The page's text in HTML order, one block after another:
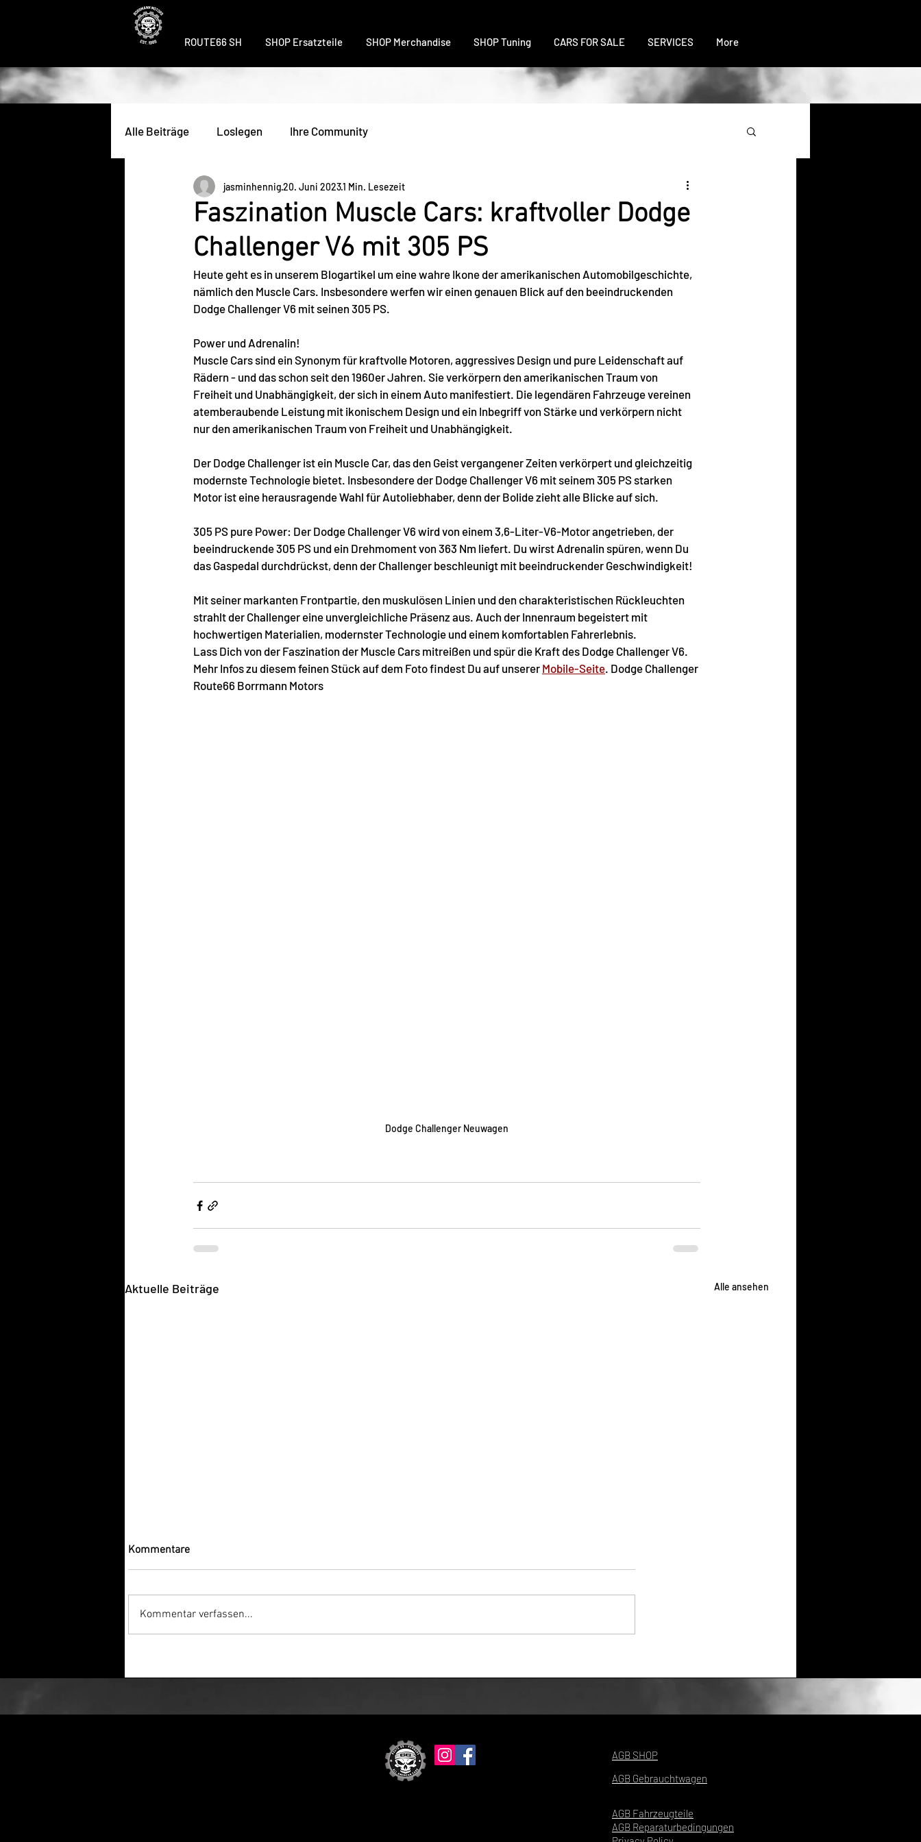
ROUTE66 SH SHOP Ersatzteile SHOP Merchandise SHOP Tuning CARS FOR SALE SERVICES More
Alle Beiträge Loslegen Ihre Community
Faszination Muscle Cars: kraftvoller Dodge
Challenger V6 mit 305 PS
jasminhennig20. Juni 20231 Min. Lesezeit
Heute geht es in unserem Blogartikel um eine wahre Ikone der amerikanischen Automobilgeschichte,
nämlich den Muscle Cars. Insbesondere werfen wir einen genauen Blick auf den beeindruckenden
Dodge Challenger V6 mit seinen 305 PS.
Power und Adrenalin!
Muscle Cars sind ein Synonym für kraftvolle Motoren, aggressives Design und pure Leidenschaft auf
Rädern - und das schon seit den 1960er Jahren. Sie verkörpern den amerikanischen Traum von
Freiheit und Unabhängigkeit, der sich in einem Auto manifestiert. Die legendären Fahrzeuge vereinen
atemberaubende Leistung mit ikonischem Design und ein Inbegriff von Stärke und verkörpern nicht
nur den amerikanischen Traum von Freiheit und Unabhängigkeit.
Der Dodge Challenger ist ein Muscle Car, das den Geist vergangener Zeiten verkörpert und gleichzeitig
modernste Technologie bietet. Insbesondere der Dodge Challenger V6 mit seinem 305 PS starken
Motor ist eine herausragende Wahl für Autoliebhaber, denn der Bolide zieht alle Blicke auf sich.
305 PS pure Power: Der Dodge Challenger V6 wird von einem 3,6-Liter-V6-Motor angetrieben, der
beeindruckende 305 PS und ein Drehmoment von 363 Nm liefert. Du wirst Adrenalin spüren, wenn Du
das Gaspedal durchdrückst, denn der Challenger beschleunigt mit beeindruckender Geschwindigkeit!
Mit seiner markanten Frontpartie, den muskulösen Linien und den charakteristischen Rückleuchten
strahlt der Challenger eine unvergleichliche Präsenz aus. Auch der Innenraum begeistert mit
hochwertigen Materialien, modernster Technologie und einem komfortablen Fahrerlebnis.
Lass Dich von der Faszination der Muscle Cars mitreißen und spür die Kraft des Dodge Challenger V6.
Mehr Infos zu diesem feinen Stück auf dem Foto findest Du auf unserer Mobile-Seite. Dodge Challenger
Route66 Borrmann Motors
Dodge Challenger Neuwagen
Aktuelle Beiträge Alle ansehen
Hamburg! 🔥
Spülung! Lies selbst:
Kommentare
Kommentar verfassen...
AGB SHOP
AGB Gebrauchtwagen
AGB Fahrzeugteile
AGB Reparaturbedingungen